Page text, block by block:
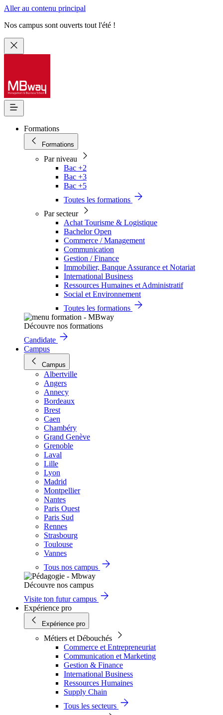
Aller au contenu principal
Nos campus sont ouverts tout l'été !
Formations
Formations
Par niveau
Bac +2
Bac +3
Bac +5
Toutes les formations
Par secteur
Achat Tourisme & Logistique
Bachelor Open
Commerce / Management
Communication
Gestion / Finance
Immobilier, Banque Assurance et Notariat
International Business
Ressources Humaines et Administratif
Social et Environnement
Toutes les formations
Découvre nos formations
Candidate
Campus
Campus
Albertville
Angers
Annecy
Bordeaux
Brest
Caen
Chambéry
Grand Genève
Grenoble
Laval
Lille
Lyon
Madrid
Montpellier
Nantes
Paris Ouest
Paris Sud
Rennes
Strasbourg
Toulouse
Vannes
Tous nos campus
Découvre nos campus
Visite ton futur campus
Expérience pro
Expérience pro
Métiers et Débouchés
Commerce et Entrepreneuriat
Communication et Marketing
Gestion & Finance
International Business
Ressources Humaines
Supply Chain
Tous les secteurs